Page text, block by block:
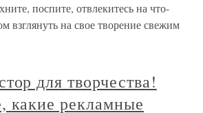
поспите, отвлекитесь на что-
взглянуть на свое творение свежим
для творчества!
какие рекламные